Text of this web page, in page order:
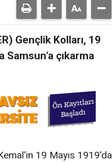
Gençlik Kolları, 19
Samsun’a çıkarma
19 Mayıs 1919’da